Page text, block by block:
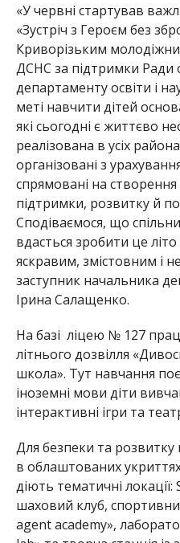
«У червні стартував
«Зустріч з Героєм без
Криворізьким
ДСНС за підтримки Ради
департаменту освіти і
меті навчити дітей
які сьогодні є життєво
реалізована в усіх
організовані з
спрямовані на
підтримки, розвитку й
Сподіваємося, що
вдасться зробити це
яскравим, змістовним і
заступник начальника
Ірина Салащенко.
На базі ліцею № 127
літнього дозвілля
школа». Тут навчання
іноземні мови діти
інтерактивні ігри та
Для безпеки та
в облаштованих
діють тематичні локації:
шаховий клуб,
agent academy»,